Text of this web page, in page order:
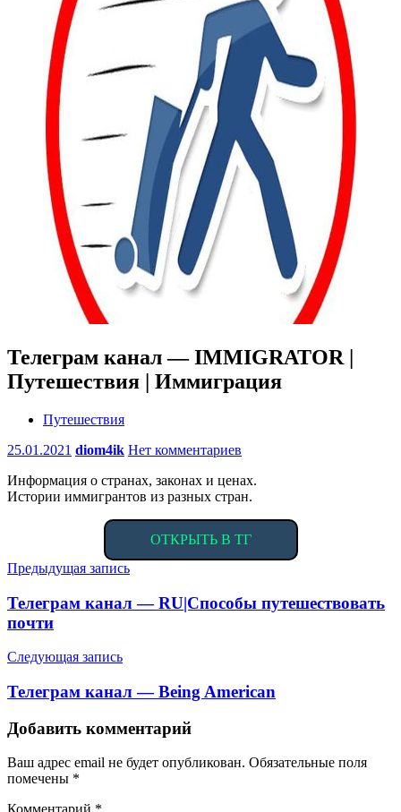
Телеграм канал — IMMIGRATOR |
Путешествия | Иммиграция
Путешествия
25.01.2021 diom4ik Нет комментариев
Информация о странах, законах и ценах.
Истории иммигрантов из разных стран.
ОТКРЫТЬ В ТГ
Навигация
по
записям
Предыдущая запись
Телеграм канал — RU|Способы путешествовать
почти
Следующая запись
Телеграм канал — Being American
Добавить комментарий
Ваш адрес email не будет опубликован. Обязательные поля
помечены *